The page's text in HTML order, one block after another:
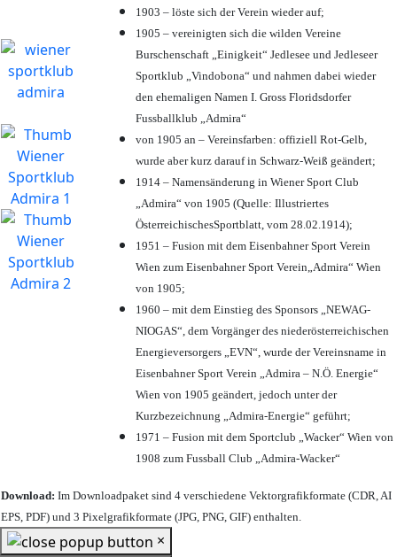
1903 – löste sich der Verein wieder auf;
1905 – vereinigten sich die wilden Vereine
Burschenschaft „Einigkeit“ Jedlesee und Jedleseer
Sportklub „Vindobona“ und nahmen dabei wieder
den ehemaligen Namen I. Gross Floridsdorfer
Fussballklub „Admira“
von 1905 an – Vereinsfarben: offiziell Rot-Gelb,
wurde aber kurz darauf in Schwarz-Weiß geändert;
1914 – Namensänderung in Wiener Sport Club
„Admira“ von 1905 (Quelle: Illustriertes
ÖsterreichischesSportblatt, vom 28.02.1914);
1951 – Fusion mit dem Eisenbahner Sport Verein
Wien zum Eisenbahner Sport Verein„Admira“ Wien
von 1905;
1960 – mit dem Einstieg des Sponsors „NEWAG-
NIOGAS“, dem Vorgänger des niederösterreichischen
Energieversorgers „EVN“, wurde der Vereinsname in
Eisenbahner Sport Verein „Admira – N.Ö. Energie“
Wien von 1905 geändert, jedoch unter der
Kurzbezeichnung „Admira-Energie“ geführt;
1971 – Fusion mit dem Sportclub „Wacker“ Wien von
1908 zum Fussball Club „Admira-Wacker“
Download: Im Downloadpaket sind 4 verschiedene Vektorgrafikformate (CDR, AI
EPS, PDF) und 3 Pixelgrafikformate (JPG, PNG, GIF) enthalten.
×